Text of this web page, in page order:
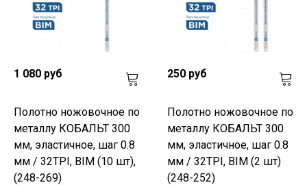
1 080 руб
Полотно ножовочное по
металлу КОБАЛЬТ 300
мм, эластичное, шаг 0.8
мм / 32TPI, BIM (10 шт),
(248-269)
250 руб
Полотно ножовочное по
металлу КОБАЛЬТ 300
мм, эластичное, шаг 0.8
мм / 32TPI, BIM (2 шт)
(248-252)